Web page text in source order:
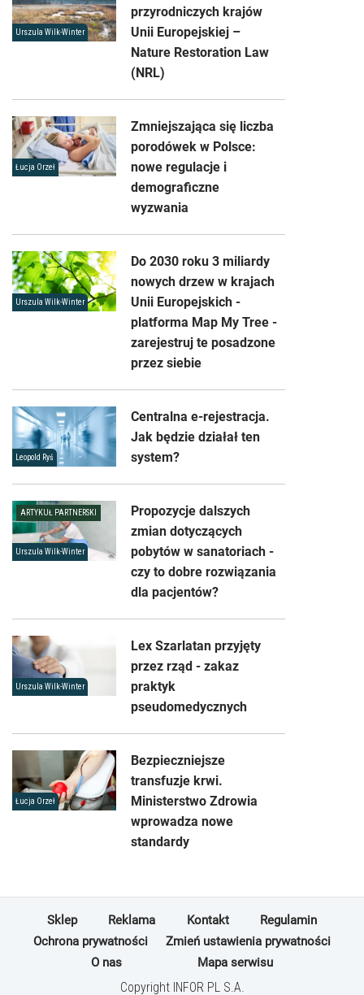
Urszula Wilk-Winter
przyrodniczych krajów
Unii Europejskiej –
Nature Restoration Law
(NRL)
Łucja Orzeł
Zmniejszająca się liczba
porodówek w Polsce:
nowe regulacje i
demograficzne
wyzwania
Urszula Wilk-Winter
Do 2030 roku 3 miliardy
nowych drzew w krajach
Unii Europejskich -
platforma Map My Tree -
zarejestruj te posadzone
przez siebie
Leopold Ryś
Centralna e-rejestracja.
Jak będzie działał ten
system?
ARTYKUŁ PARTNERSKI
Urszula Wilk-Winter
Propozycje dalszych
zmian dotyczących
pobytów w sanatoriach -
czy to dobre rozwiązania
dla pacjentów?
Urszula Wilk-Winter
Lex Szarlatan przyjęty
przez rząd - zakaz
praktyk
pseudomedycznych
Łucja Orzeł
Bezpieczniejsze
transfuzje krwi.
Ministerstwo Zdrowia
wprowadza nowe
standardy
Sklep Reklama Kontakt
Regulamin
Ochrona prywatności
Zmień ustawienia prywatności
O nas
Mapa serwisu
Copyright INFOR PL S.A.